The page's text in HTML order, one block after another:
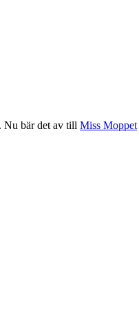
Nu bär det av till Miss Moppet